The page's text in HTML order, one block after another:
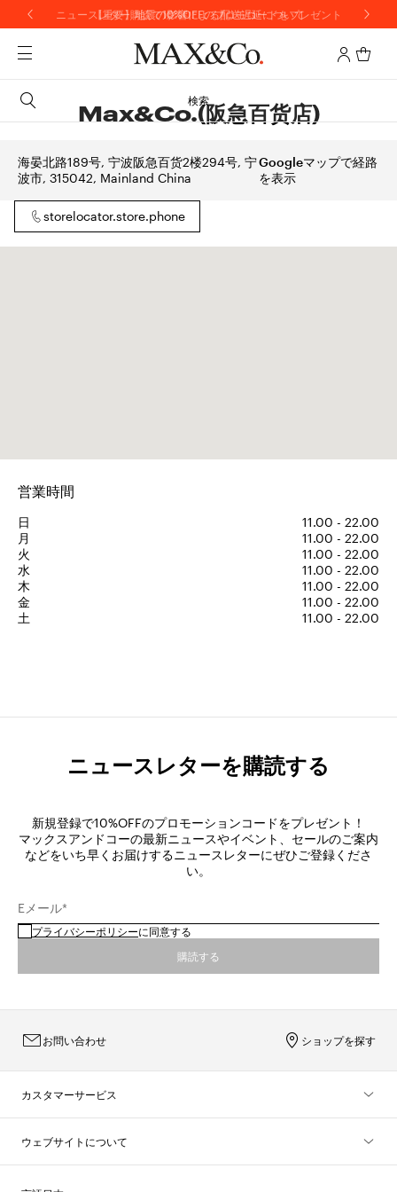
【重要】地震の影響による配送遅延について
ニュースレター購読で10%OFFのプロモコードをプレゼント
検索
Max&Co.(阪急百货店)
海晏北路189号, 宁波阪急百货2楼294号, 宁
波市, 315042, Mainland China
Googleマップで経路
を表示
storelocator.store.phone
営業時間
日
11.00 - 22.00
月
11.00 - 22.00
火
11.00 - 22.00
水
11.00 - 22.00
木
11.00 - 22.00
金
11.00 - 22.00
土
11.00 - 22.00
ニュースレターを購読する
新規登録で10%OFFのプロモーションコードをプレゼント！
マックスアンドコーの最新ニュースやイベント、セールのご案内
などをいち早くお届けするニュースレターにぜひご登録くださ
い。
Eメール*
プライバシーポリシーに同意する
購読する
ショップを探す
お問い合わせ
カスタマーサービス
ウェブサイトについて